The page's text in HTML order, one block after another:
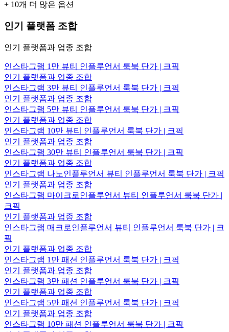
+ 10개 더 많은 옵션
인기 플랫폼 조합
인기 플랫폼과 업종 조합
인스타그램 1만 뷰티 인플루언서 룩북 단가 | 크픽
인기 플랫폼과 업종 조합
인스타그램 3만 뷰티 인플루언서 룩북 단가 | 크픽
인기 플랫폼과 업종 조합
인스타그램 5만 뷰티 인플루언서 룩북 단가 | 크픽
인기 플랫폼과 업종 조합
인스타그램 10만 뷰티 인플루언서 룩북 단가 | 크픽
인기 플랫폼과 업종 조합
인스타그램 30만 뷰티 인플루언서 룩북 단가 | 크픽
인기 플랫폼과 업종 조합
인스타그램 나노인플루언서 뷰티 인플루언서 룩북 단가 | 크픽
인기 플랫폼과 업종 조합
인스타그램 마이크로인플루언서 뷰티 인플루언서 룩북 단가 |
크픽
인기 플랫폼과 업종 조합
인스타그램 매크로인플루언서 뷰티 인플루언서 룩북 단가 | 크
픽
인기 플랫폼과 업종 조합
인스타그램 1만 패션 인플루언서 룩북 단가 | 크픽
인기 플랫폼과 업종 조합
인스타그램 3만 패션 인플루언서 룩북 단가 | 크픽
인기 플랫폼과 업종 조합
인스타그램 5만 패션 인플루언서 룩북 단가 | 크픽
인기 플랫폼과 업종 조합
인스타그램 10만 패션 인플루언서 룩북 단가 | 크픽